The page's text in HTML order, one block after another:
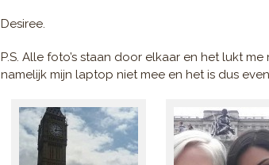
Desiree.
P.S. Alle foto’s staan door elkaar en het lukt
namelijk mijn laptop niet mee en het is dus